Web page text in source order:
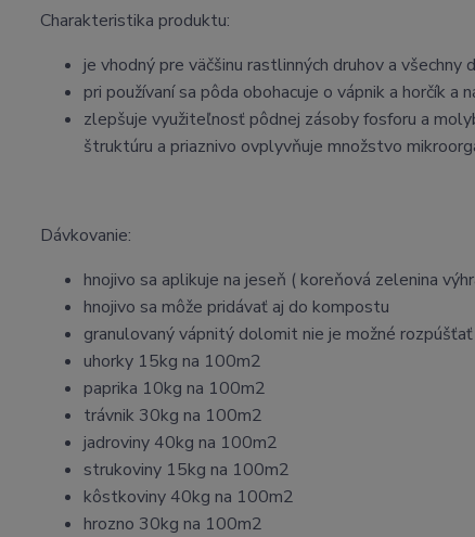
Charakteristika produktu:
je vhodný pre väčšinu rastlinných druhov a
pri používaní sa pôda obohacuje o vápnik a horčík a
zlepšuje využiteľnosť pôdnej zásoby fosforu a
štruktúru a priaznivo ovplyvňuje množstvo
Dávkovanie:
hnojivo sa aplikuje na jeseň ( koreňová zelenina
hnojivo sa môže pridávať aj do kompostu
granulovaný vápnitý dolomit nie je možné
uhorky 15kg na 100m2
paprika 10kg na 100m2
trávnik 30kg na 100m2
jadroviny 40kg na 100m2
strukoviny 15kg na 100m2
kôstkoviny 40kg na 100m2
hrozno 30kg na 100m2